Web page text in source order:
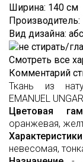
Лоден
Мех
Неопрен
Органза
Пайетки
Полоска
Сетка
Стёганые
Loro
Piana
MaxMara
Moschino
Oscar
de
la
Renta
Valentino
Versace
ОТЗЫВЫ
FAQ
КОНТАКТЫ
ЭТО
ИНТЕРЕСНО
TRENDS
ВИДЕО
Ширина: 140 см
Производитель:
Вид дизайна:
Смотреть все
Комментарий
Ткань из
EMANUEL
Цветовая
оранжевая,
Характеристики
невесомая,